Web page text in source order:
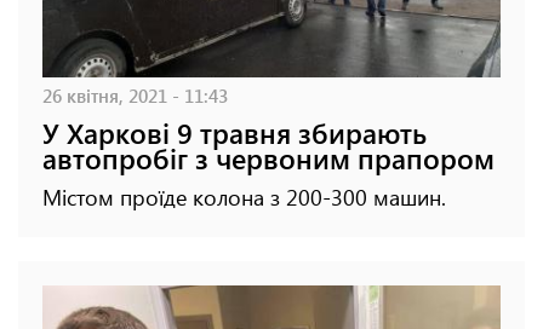
26 квітня, 2021 - 11:43
У Харкові 9 травня збирають
автопробіг з червоним прапором
Містом проїде колона з 200-300 машин.